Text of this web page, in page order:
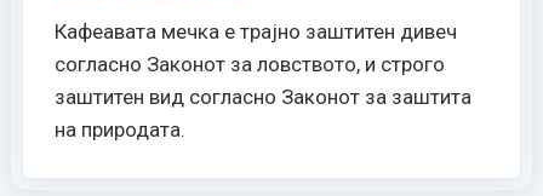
Кафеавата мечка е трајно заштитен дивеч
согласно Законот за ловството, и строго
заштитен вид согласно Законот за заштита
на природата.